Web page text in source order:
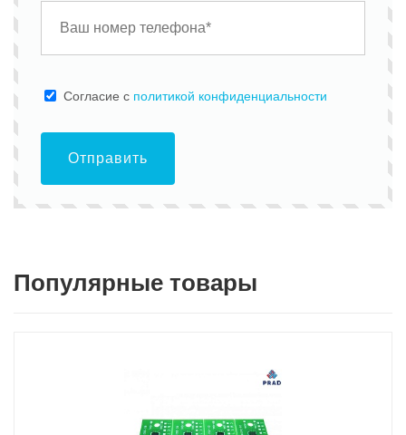
Cогласие с политикой конфиденциальности
Отправить
Популярные товары